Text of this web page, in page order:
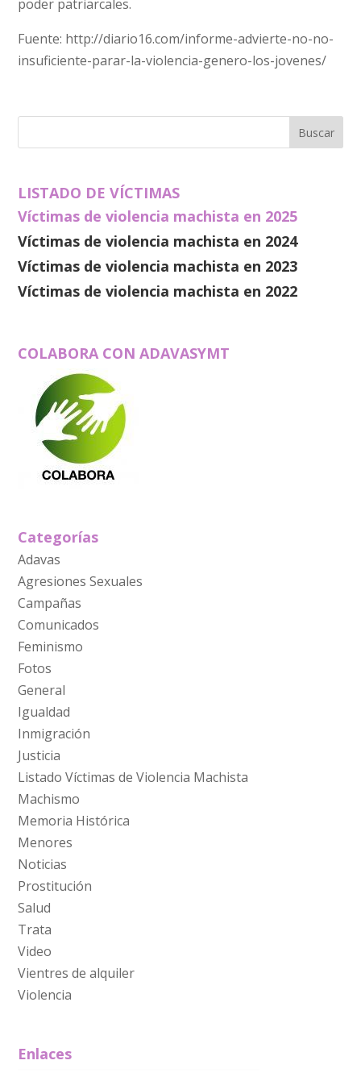
poder patriarcales.
Fuente: http://diario16.com/informe-advierte-no-no-
insuficiente-parar-la-violencia-genero-los-jovenes/
LISTADO DE VÍCTIMAS
Víctimas de violencia machista en 2025
Víctimas de violencia machista en 2024
Víctimas de violencia machista en 2023
Víctimas de violencia machista en 2022
COLABORA CON ADAVASYMT
Categorías
Adavas
Agresiones Sexuales
Campañas
Comunicados
Feminismo
Fotos
General
Igualdad
Inmigración
Justicia
Listado Víctimas de Violencia Machista
Machismo
Memoria Histórica
Menores
Noticias
Prostitución
Salud
Trata
Video
Vientres de alquiler
Violencia
Enlaces